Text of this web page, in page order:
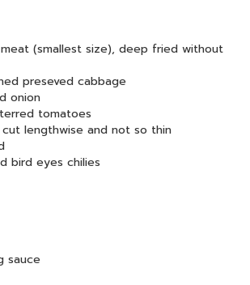
(smallest size), deep fried without
preseved cabbage
onion
tomatoes
lengthwise and not so thin
bird eyes chilies
sauce